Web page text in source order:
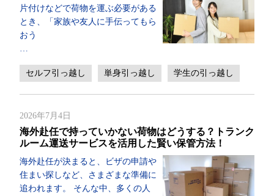
片付けなどで荷物を運ぶ必要がある
とき、「家族や友人に手伝ってもら
おう
セルフ引っ越し 単身引っ越し 学生の引っ越し
2026年7月4日
海外赴任で持っていかない荷物はどうする？トランク
ルーム運送サービスを活用した賢い保管方法！
海外赴任が決まると、ビザの申請や
住まい探しなど、さまざまな準備に
追われます。 そんな中、多くの人